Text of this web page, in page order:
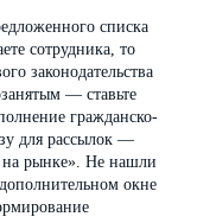
списка
сотрудника, то
законодательства
— ставьте
гражданско-
для рассылок —
на рынке». Не нашли
окне